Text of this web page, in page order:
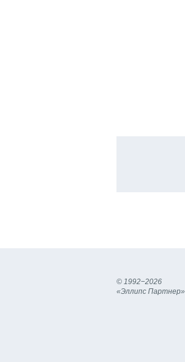
© 1992−2026
«Эллипс Партнер»